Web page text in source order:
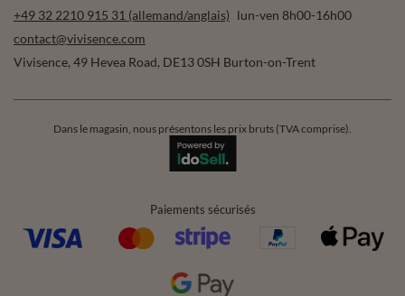
+49 32 2210 915 31 (allemand/anglais) lun-ven 8h00-16h00
contact@vivisence.com
Vivisence, 49 Hevea Road, DE13 0SH Burton-on-Trent
Dans le magasin, nous présentons les prix bruts (TVA comprise).
Paiements sécurisés